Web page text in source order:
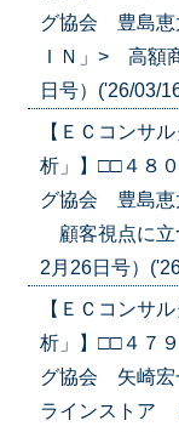
グ協会 豊島
ＩＮ」> 高額
日号）('26/03/
【ＥＣコンサ
析」】□□４８
グ協会 豊島恵
顧客視点に立
2月26日号）
【ＥＣコンサ
析」】□□４７
グ協会 矢崎
ラインストア